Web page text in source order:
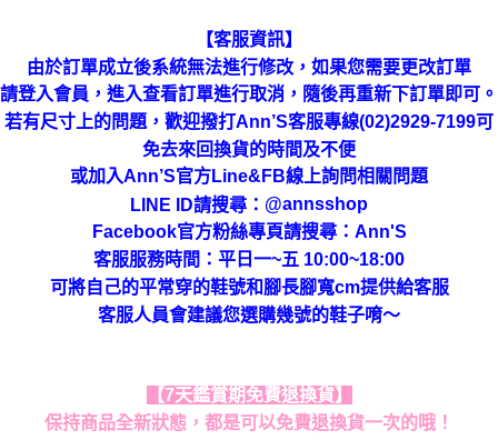
【客服資訊】
由於訂單成立後系統無法進行修改，如果您需要更改訂單
請登入會員，進入查看訂單進行取消，隨後再重新下訂單即可。
若有尺寸上的問題，歡迎撥打Ann’S客服專線(02)2929-7199可
免去來回換貨的時間及不便
或加入Ann’S官方Line&FB線上詢問相關問題
LINE ID請搜尋 ： @annsshop
Facebook官方粉絲專頁請搜尋：Ann'S
客服服務時間：平日一~五 10:00~18:00
可將自己的平常穿的鞋號和腳長腳寬cm提供給客服
客服人員會建議您選購幾號的鞋子唷～
【7天鑑賞期免費退換貨】
保持商品全新狀態，都是可以免費退換貨一次的哦！